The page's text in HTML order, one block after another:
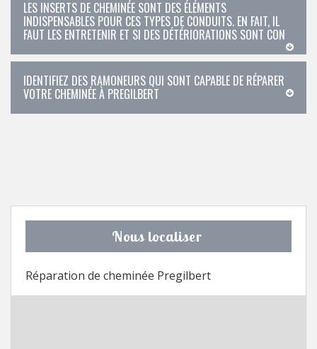
LES INSERTS DE CHEMINÉE SONT DES ÉLÉMENTS
INDISPENSABLES POUR CES TYPES DE CONDUITS. EN FAIT, IL
FAUT LES ENTRETENIR ET SI DES DÉTÉRIORATIONS SONT CON
IDENTIFIEZ DES RAMONEURS QUI SONT CAPABLE DE RÉPARER
VOTRE CHEMINÉE À PREGILBERT
Nous localiser
Réparation de cheminée Pregilbert